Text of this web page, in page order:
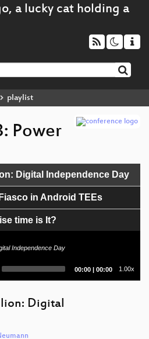
playlist
Power
Digital Independence Day
in Android TEEs
time is It?
Longevity als Fix für ein
gone: Fraud at an
scale
Practical vulnerabilities in
Independence Day
Current
00:00 | Total
00:00 1.00x
Digital